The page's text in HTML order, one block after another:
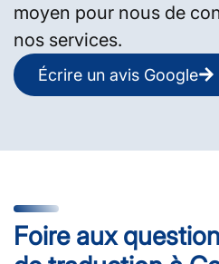
moyen pour nous de
nos services.
Écrire un avis Google
Foire aux